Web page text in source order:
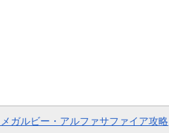
ガルビー・アルファサファイア攻略